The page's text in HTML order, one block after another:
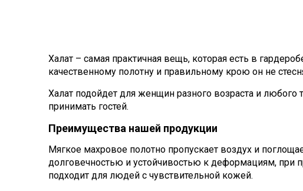
Халат – самая практичная вещь, которая есть в
качественному полотну и правильному крою он не
Халат подойдет для женщин разного возраста и
принимать гостей.
Преимущества нашей продукции
Мягкое махровое полотно пропускает воздух и
долговечностью и устойчивостью к деформациям, при
подходит для людей с чувствительной кожей.